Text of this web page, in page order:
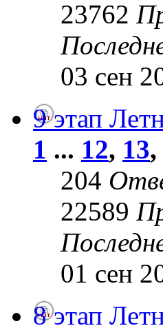
23762
03 сен
9 этап
1 ... 12, 13,
204
22589
01 сен
8 этап